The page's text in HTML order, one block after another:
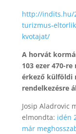
http://indits.hu/
turizmus-
kvotajat/
A horvát
103 ezer 470-
érkező külföldi
rendelkezésre
Josip Aladrovic
elmondta: idén
már